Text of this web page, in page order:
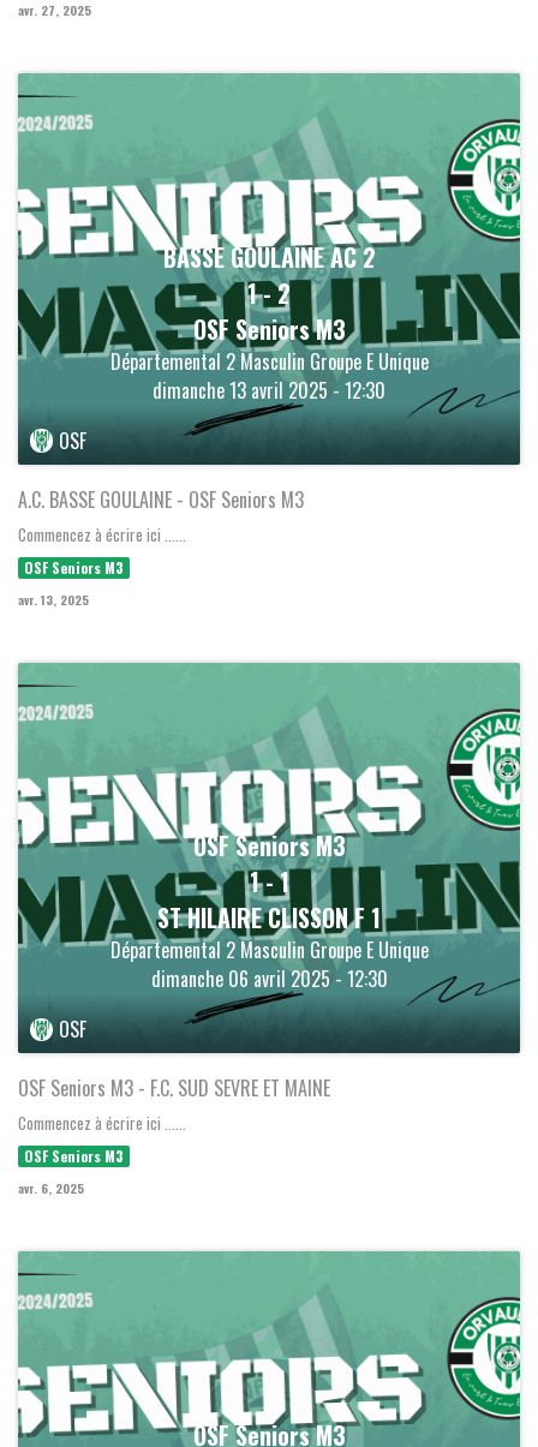
avr. 27, 2025
BASSE GOULAINE AC 2
1-2
OSF Seniors M3
Départemental 2 Masculin Groupe E Unique
dimanche 13 avril 2025 - 12:30
OSF
A.C. BASSE GOULAINE - OSF Seniors M3
Commencez à écrire ici ......
OSF Seniors M3
avr. 13, 2025
OSF Seniors M3
1-1
ST HILAIRE CLISSON F 1
Départemental 2 Masculin Groupe E Unique
dimanche 06 avril 2025 - 12:30
OSF
OSF Seniors M3 - F.C. SUD SEVRE ET MAINE
Commencez à écrire ici ......
OSF Seniors M3
avr. 6, 2025
OSF Seniors M3